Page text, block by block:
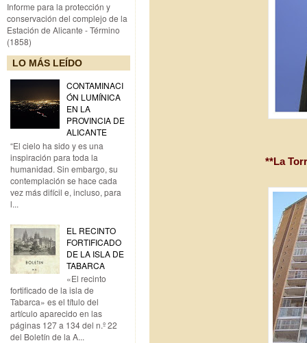
Informe para la protección y
conservación del complejo de la
Estación de Alicante - Término
(1858)
LO MÁS LEÍDO
CONTAMINACI
ÓN LUMÍNICA
EN LA
PROVINCIA DE
ALICANTE
“El cielo ha sido y es una
inspiración para toda la
humanidad. Sin embargo, su
contemplación se hace cada
vez más difícil e, incluso, para
l...
EL RECINTO
FORTIFICADO
DE LA ISLA DE
TABARCA
«El recinto
fortificado de la isla de
Tabarca» es el título del
artículo aparecido en las
páginas 127 a 134 del n.º 22
del Boletín de la A...
**La